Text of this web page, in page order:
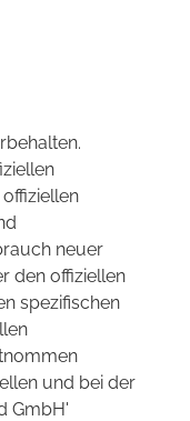
neuer
den offiziellen
spezifischen
und bei der
GmbH'